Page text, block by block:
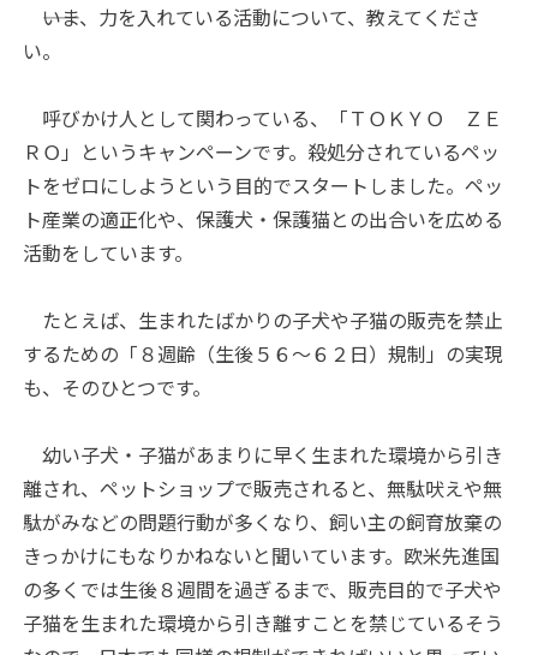
――いま、力を入れている活動について、教えてくださ
い。
呼びかけ人として関わっている、「ＴＯＫＹＯ ＺＥ
ＲＯ」というキャンペーンです。殺処分されているペッ
トをゼロにしようという目的でスタートしました。ペッ
ト産業の適正化や、保護犬・保護猫との出合いを広める
活動をしています。
たとえば、生まれたばかりの子犬や子猫の販売を禁止
するための「８週齢（生後５６～６２日）規制」の実現
も、そのひとつです。
幼い子犬・子猫があまりに早く生まれた環境から引き
離され、ペットショップで販売されると、無駄吠えや無
駄がみなどの問題行動が多くなり、飼い主の飼育放棄の
きっかけにもなりかねないと聞いています。欧米先進国
の多くでは生後８週間を過ぎるまで、販売目的で子犬や
子猫を生まれた環境から引き離すことを禁じているそう